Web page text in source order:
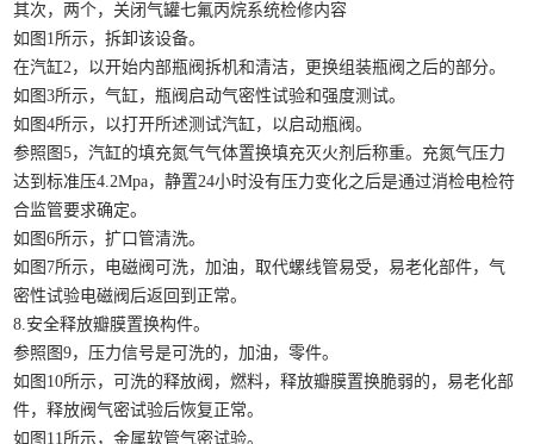
其次，两个，关闭气罐七氟丙烷系统检修内容
如图1所示，拆卸该设备。
在汽缸2，以开始内部瓶阀拆机和清洁，更换组装瓶阀之后的部分。
如图3所示，气缸，瓶阀启动气密性试验和强度测试。
如图4所示，以打开所述测试汽缸，以启动瓶阀。
参照图5，汽缸的填充氮气气体置换填充灭火剂后称重。充氮气压力
达到标准压4.2Mpa，静置24小时没有压力变化之后是通过消检电检符
合监管要求确定。
如图6所示，扩口管清洗。
如图7所示，电磁阀可洗，加油，取代螺线管易受，易老化部件，气
密性试验电磁阀后返回到正常。
8.安全释放瓣膜置换构件。
参照图9，压力信号是可洗的，加油，零件。
如图10所示，可洗的释放阀，燃料，释放瓣膜置换脆弱的，易老化部
件，释放阀气密试验后恢复正常。
如图11所示，金属软管气密试验。